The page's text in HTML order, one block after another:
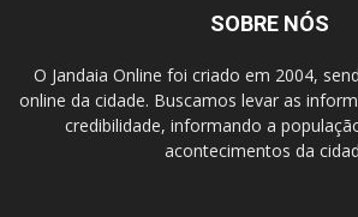
SOBRE NÓS
O Jandaia Online foi criado em 2004,
online da cidade. Buscamos levar as
credibilidade, informando a
acontecimentos da